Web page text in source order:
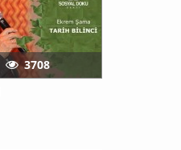
3708